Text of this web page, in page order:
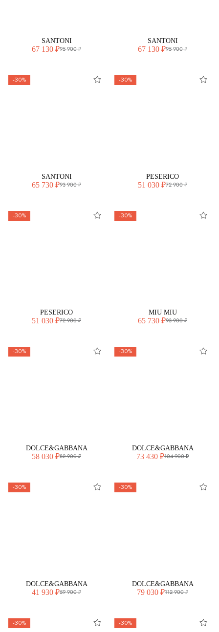
SANTONI
67 130 ₽95 900 ₽
SANTONI
67 130 ₽95 900 ₽
-30%
SANTONI
65 730 ₽93 900 ₽
-30%
PESERICO
51 030 ₽72 900 ₽
-30%
PESERICO
51 030 ₽72 900 ₽
-30%
MIU MIU
65 730 ₽93 900 ₽
-30%
DOLCE&GABBANA
58 030 ₽82 900 ₽
-30%
DOLCE&GABBANA
73 430 ₽104 900 ₽
-30%
DOLCE&GABBANA
41 930 ₽59 900 ₽
-30%
DOLCE&GABBANA
79 030 ₽112 900 ₽
-30% -30%